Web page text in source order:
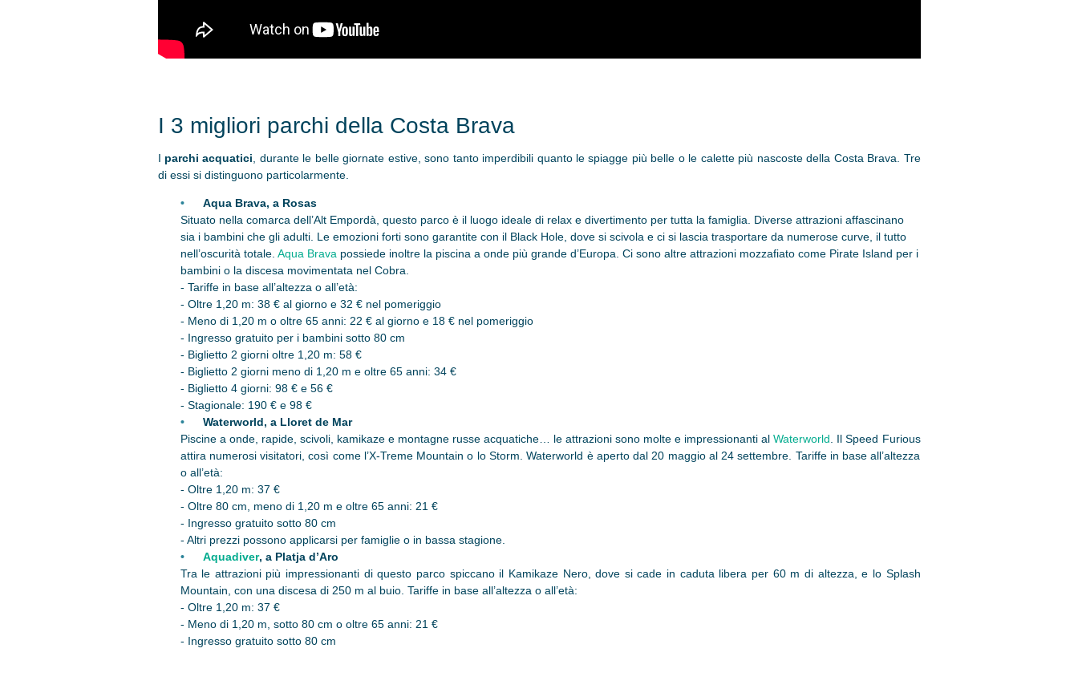
I 3 migliori parchi della Costa Brava
I parchi acquatici , durante le belle giornate estive, sono tanto imperdibili quanto le spiagge più belle o le calette più nascoste della Costa Brava. Tre
di essi si distinguono particolarmente.
Aqua Brava, a Rosas
Situato nella comarca dell’Alt Empordà, questo parco è il luogo ideale di relax e divertimento per tutta la famiglia. Diverse attrazioni affascinano
sia i bambini che gli adulti. Le emozioni forti sono garantite con il Black Hole, dove si scivola e ci si lascia trasportare da numerose curve, il tutto
nell’oscurità totale. Aqua Brava possiede inoltre la piscina a onde più grande d’Europa. Ci sono altre attrazioni mozzafiato come Pirate Island per i
bambini o la discesa movimentata nel Cobra.
- Tariffe in base all’altezza o all’età:
- Oltre 1,20 m: 38 € al giorno e 32 € nel pomeriggio
- Meno di 1,20 m o oltre 65 anni: 22 € al giorno e 18 € nel pomeriggio
- Ingresso gratuito per i bambini sotto 80 cm
- Biglietto 2 giorni oltre 1,20 m: 58 €
- Biglietto 2 giorni meno di 1,20 m e oltre 65 anni: 34 €
- Biglietto 4 giorni: 98 € e 56 €
- Stagionale: 190 € e 98 €
Waterworld, a Lloret de Mar
Piscine a onde, rapide, scivoli, kamikaze e montagne russe acquatiche… le attrazioni sono molte e impressionanti alWaterworld . Il Speed Furious
attira numerosi visitatori, così come l’X-Treme Mountain o lo Storm. Waterworld è aperto dal 20 maggio al 24 settembre. Tariffe in base all’altezza
o all’età:
- Oltre 1,20 m: 37 €
- Oltre 80 cm, meno di 1,20 m e oltre 65 anni: 21 €
- Ingresso gratuito sotto 80 cm
- Altri prezzi possono applicarsi per famiglie o in bassa stagione.
Aquadiver, a Platja d’Aro
Tra le attrazioni più impressionanti di questo parco spiccano il Kamikaze Nero, dove si cade in caduta libera per 60 m di altezza, e lo Splash
Mountain, con una discesa di 250 m al buio. Tariffe in base all’altezza o all’età:
- Oltre 1,20 m: 37 €
- Meno di 1,20 m, sotto 80 cm o oltre 65 anni: 21 €
- Ingresso gratuito sotto 80 cm